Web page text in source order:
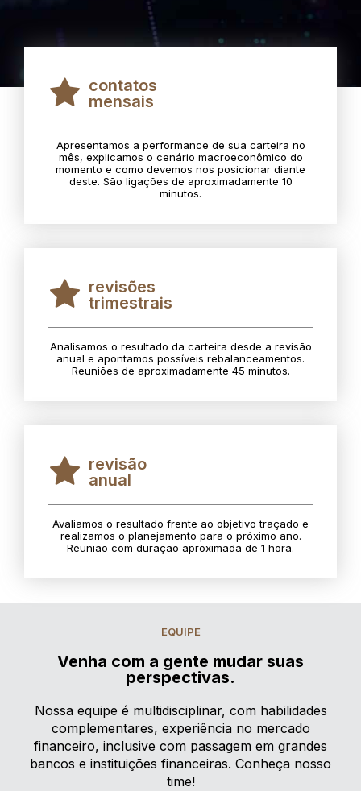
contatos
mensais
Apresentamos a performance de sua carteira no
mês, explicamos o cenário macroeconômico do
momento e como devemos nos posicionar diante
deste. São ligações de aproximadamente 10
minutos.
revisões
trimestrais
Analisamos o resultado da carteira desde a revisão
anual e apontamos possíveis rebalanceamentos.
Reuniões de aproximadamente 45 minutos.
revisão
anual
Avaliamos o resultado frente ao objetivo traçado e
realizamos o planejamento para o próximo ano.
Reunião com duração aproximada de 1 hora.
EQUIPE
Venha com a gente mudar suas
perspectivas.
Nossa equipe é multidisciplinar, com habilidades
complementares, experiência no mercado
financeiro, inclusive com passagem em grandes
bancos e instituições financeiras. Conheça nosso
time!